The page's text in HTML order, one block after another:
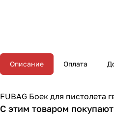
Описание Оплата
FUBAG Боек для пистолета
С этим товаром покупают